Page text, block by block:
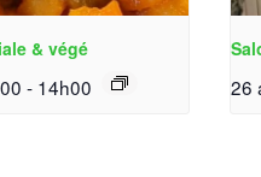
& végé
- 14h00 26